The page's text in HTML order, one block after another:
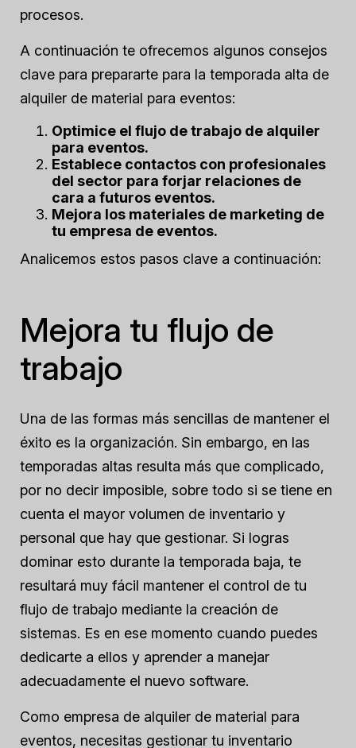
procesos.
A continuación te ofrecemos algunos consejos
clave para prepararte para la temporada alta de
alquiler de material para eventos:
Optimice el flujo de trabajo de alquiler
para eventos.
Establece contactos con profesionales
del sector para forjar relaciones de
cara a futuros eventos.
Mejora los materiales de marketing de
tu empresa de eventos.
Analicemos estos pasos clave a continuación:
Mejora tu flujo de
trabajo
Una de las formas más sencillas de mantener el
éxito es la organización. Sin embargo, en las
temporadas altas resulta más que complicado,
por no decir imposible, sobre todo si se tiene en
cuenta el mayor volumen de inventario y
personal que hay que gestionar. Si logras
dominar esto durante la temporada baja, te
resultará muy fácil mantener el control de tu
flujo de trabajo mediante la creación de
sistemas. Es en ese momento cuando puedes
dedicarte a ellos y aprender a manejar
adecuadamente el nuevo software.
Como empresa de alquiler de material para
eventos, necesitas gestionar tu inventario